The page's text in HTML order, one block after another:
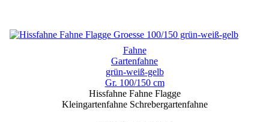
Fahne
Gartenfahne
grün-weiß-gelb
Gr. 100/150 cm
Hissfahne Fahne Flagge
Kleingartenfahne Schrebergartenfahne